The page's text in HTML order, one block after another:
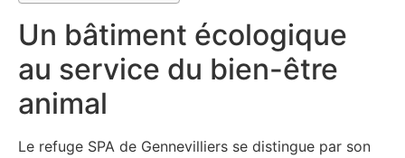
Un bâtiment écologique
au service du bien-être
animal
Le refuge SPA de Gennevilliers se distingue par son